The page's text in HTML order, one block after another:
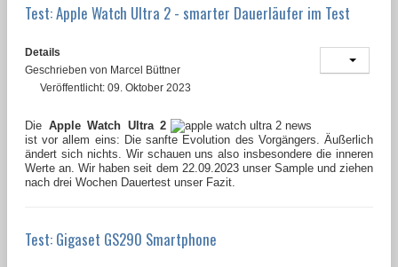
Test: Apple Watch Ultra 2 - smarter Dauerläufer im Test
Details
Geschrieben von Marcel Büttner
Veröffentlicht: 09. Oktober 2023
Die Apple Watch Ultra 2
ist vor allem eins: Die sanfte Evolution des Vorgängers. Äußerlich
ändert sich nichts. Wir schauen uns also insbesondere die inneren
Werte an. Wir haben seit dem 22.09.2023 unser Sample und ziehen
nach drei Wochen Dauertest unser Fazit.
Test: Gigaset GS290 Smartphone